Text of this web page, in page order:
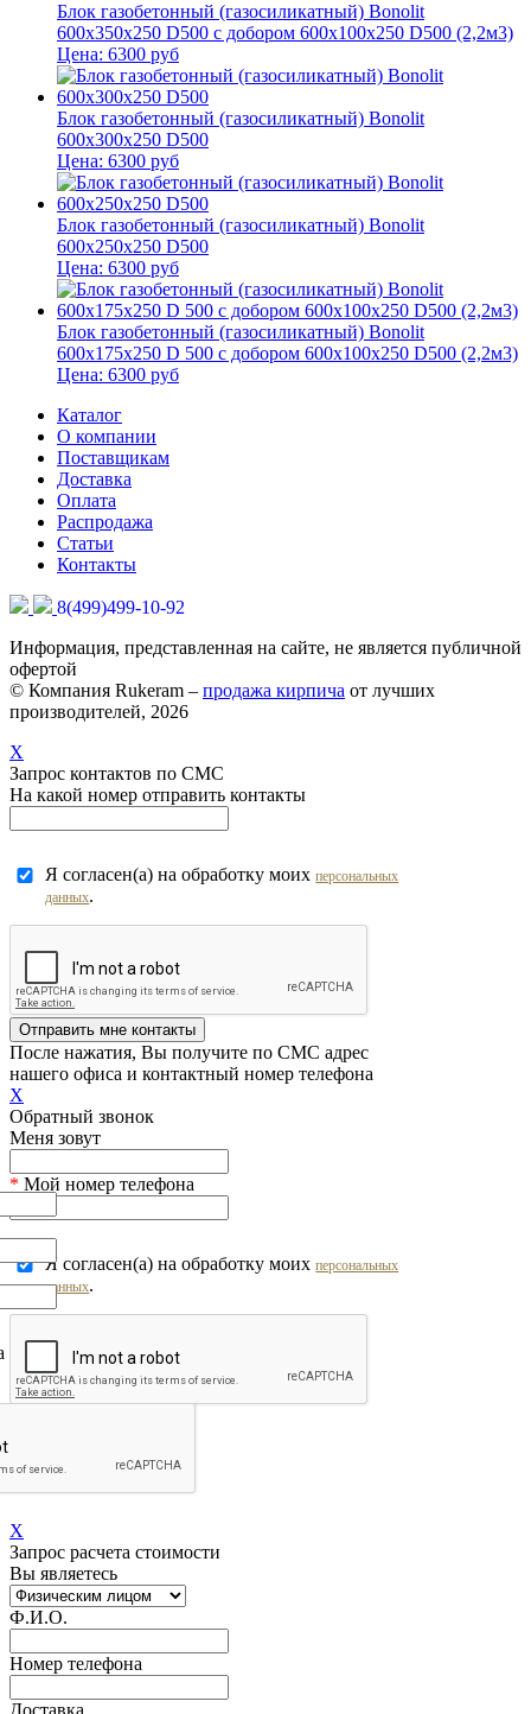
Блок газобетонный (газосиликатный) Bonolit
600x350x250 D500 с добором 600х100х250 D500 (2,2м3)
Цена: 6300 руб
Блок газобетонный (газосиликатный) Bonolit
600x300x250 D500
Цена: 6300 руб
Блок газобетонный (газосиликатный) Bonolit
600x250x250 D500
Цена: 6300 руб
Блок газобетонный (газосиликатный) Bonolit
600x175x250 D 500 с добором 600х100х250 D500 (2,2м3)
Цена: 6300 руб
Каталог
О компании
Поставщикам
Доставка
Оплата
Распродажа
Статьи
Контакты
8(499)499-10-92
Информация, представленная на сайте, не является публичной
офертой
© Компания Rukeram – продажа кирпича от лучших
производителей, 2026
X
Запрос контактов по СМС
На какой номер отправить контакты
Я согласен(а) на обработку моихперсональных
данных.
Отправить мне контакты
После нажатия, Вы получите по СМС адрес
нашего офиса и контактный номер телефона
X
Обратный звонок
Меня зовут
* Мой номер телефона
Я согласен(а) на обработку моихперсональных
данных.
обработку моихперсональных
X
Запрос расчета стоимости
Вы являетесь
Ф.И.О.
Номер телефона
Доставка